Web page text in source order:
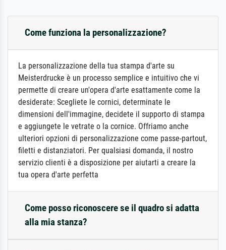
Come funziona la personalizzazione?
La personalizzazione della tua stampa d'arte su
Meisterdrucke è un processo semplice e intuitivo che vi
permette di creare un'opera d'arte esattamente come la
desiderate: Scegliete le cornici, determinate le
dimensioni dell'immagine, decidete il supporto di stampa
e aggiungete le vetrate o la cornice. Offriamo anche
ulteriori opzioni di personalizzazione come passe-partout,
filetti e distanziatori. Per qualsiasi domanda, il nostro
servizio clienti è a disposizione per aiutarti a creare la
tua opera d'arte perfetta
Come posso riconoscere se il quadro si adatta
alla mia stanza?